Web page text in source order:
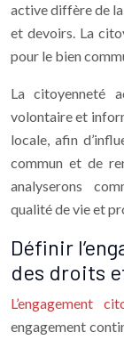
active diffère de
et devoirs. La
pour le bien
La citoyenneté
volontaire et
locale, afin
commun et de
analyserons
qualité de vie et
Définir
des droits
L’engagement
engagement